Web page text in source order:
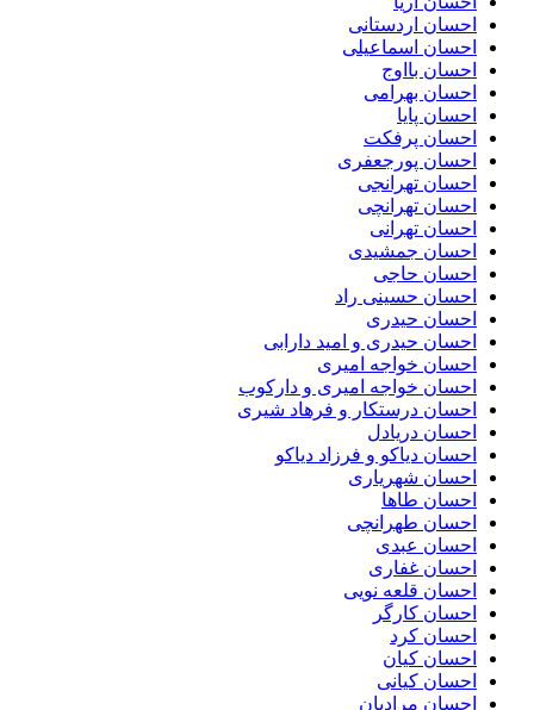
احسان اردستانی
احسان اسماعیلی
احسان بااوج
احسان بهرامی
احسان پایا
احسان پرفکت
احسان پورجعفری
احسان تهرانجی
احسان تهرانچی
احسان تهرانی
احسان جمشیدی
احسان حاجی
احسان حسینی راد
احسان حیدری
احسان حیدری و امید دارابی
احسان خواجه امیری
احسان خواجه امیری و دارکوب
احسان درستكار و فرهاد شيرى
احسان دریادل
احسان دیاکو و فرزاد دیاکو
احسان شهریاری
احسان طاها
احسان طهرانچی
احسان عبدی
احسان غفاری
احسان قلعه نویی
احسان کارگر
احسان کرد
احسان کیان
احسان کیانی
احسان مرادیان